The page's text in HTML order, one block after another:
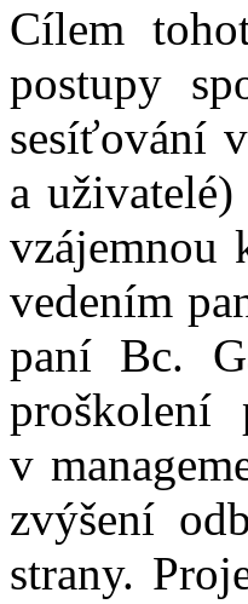
Cílem
postupy
sesíťování
a
vzájemnou
vedením
paní Bc.
proškolení
v
zvýšení
strany.